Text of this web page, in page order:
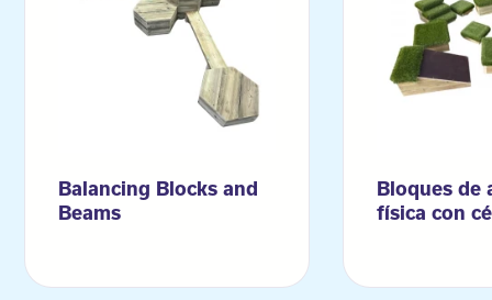
Balancing Blocks and
Beams
Bloques de
física con